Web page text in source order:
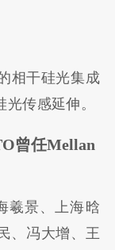
相干硅光集成
传感延伸。
曾任Mellan
羲景、上海晗
、冯大增、王